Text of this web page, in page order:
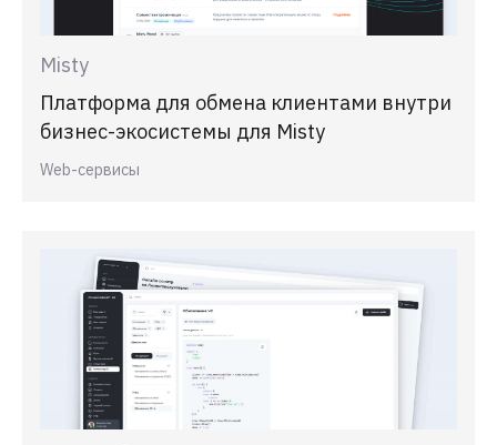
Misty
Платформа для обмена клиентами внутри
бизнес-экосистемы для Misty
Web-сервисы